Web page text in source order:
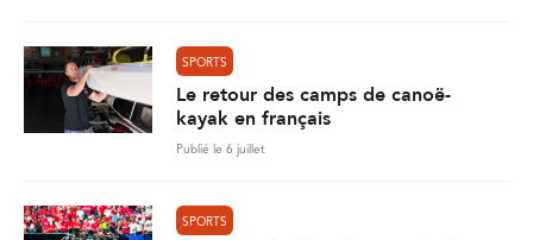
SPORTS
Le retour des camps de canoë-
kayak en français
Publié le 6 juillet
SPORTS